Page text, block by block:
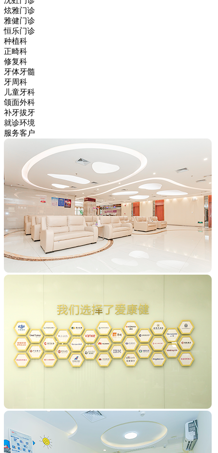
炫雅门诊
雅健门诊
恒乐门诊
种植科
正畸科
修复科
牙体牙髓
牙周科
儿童牙科
颌面外科
补牙拔牙
就诊环境
服务客户